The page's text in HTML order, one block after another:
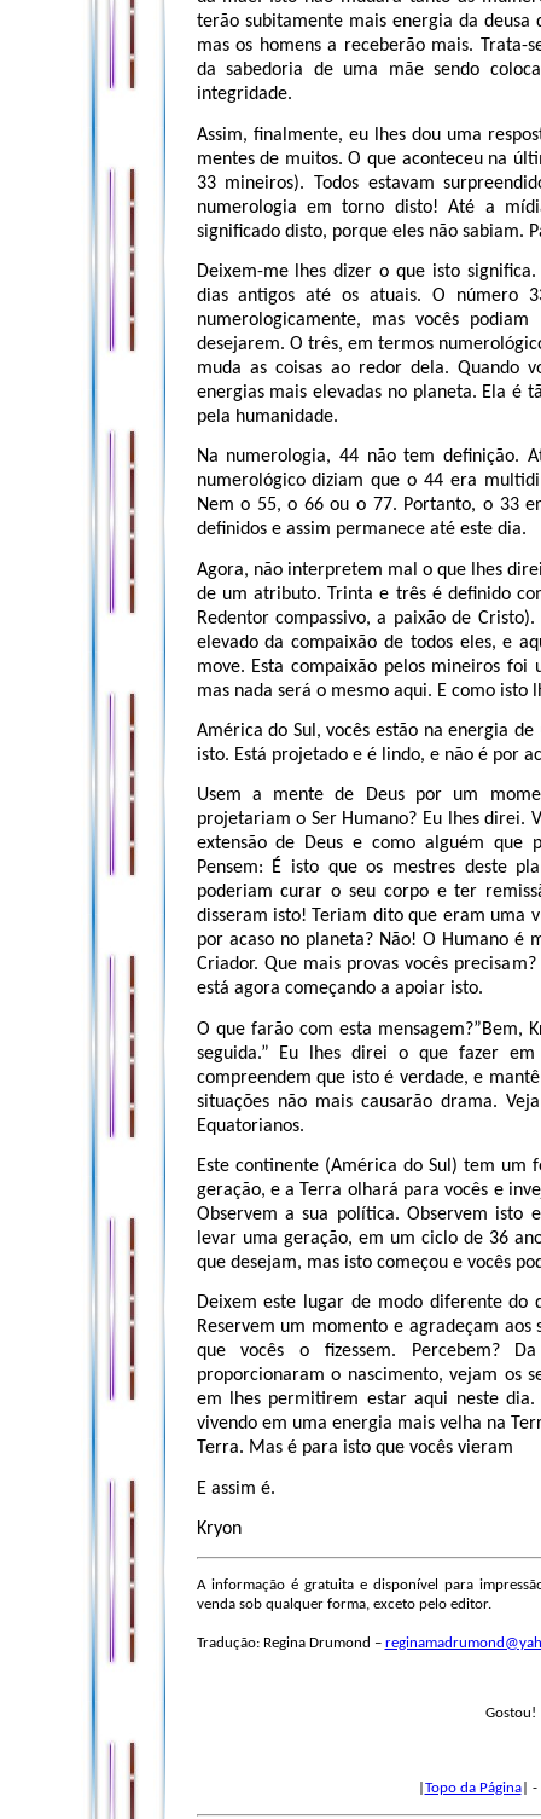
terão subitamente mais energia da
mas os homens a receberão mais.
da sabedoria de uma mãe sendo
integridade.
Assim, finalmente, eu lhes dou uma
mentes de muitos. O que aconteceu na
33 mineiros). Todos estavam
numerologia em torno disto! Até a
significado disto, porque eles não sabiam.
Deixem-me lhes dizer o que isto
dias antigos até os atuais. O número
numerologicamente, mas vocês
desejarem. O três, em termos
muda as coisas ao redor dela. Quando
energias mais elevadas no planeta. Ela é
pela humanidade.
Na numerologia, 44 não tem definição.
numerológico diziam que o 44 era
Nem o 55, o 66 ou o 77. Portanto, o 33
definidos e assim permanece até este dia.
Agora, não interpretem mal o que lhes
de um atributo. Trinta e três é definido
Redentor compassivo, a paixão de
elevado da compaixão de todos eles, e
move. Esta compaixão pelos mineiros
mas nada será o mesmo aqui. E como isto
América do Sul, vocês estão na energia
isto. Está projetado e é lindo, e não é por
Usem a mente de Deus por um
projetariam o Ser Humano? Eu lhes direi.
extensão de Deus e como alguém que
Pensem: É isto que os mestres deste
poderiam curar o seu corpo e ter
disseram isto! Teriam dito que eram uma
por acaso no planeta? Não! O Humano
Criador. Que mais provas vocês
está agora começando a apoiar isto.
O que farão com esta mensagem?”Bem,
seguida.” Eu lhes direi o que fazer
compreendem que isto é verdade, e
situações não mais causarão drama.
Equatorianos.
Este continente (América do Sul) tem
geração, e a Terra olhará para vocês e
Observem a sua política. Observem isto
levar uma geração, em um ciclo de 36
que desejam, mas isto começou e vocês
Deixem este lugar de modo diferente do
Reservem um momento e agradeçam
que vocês o fizessem. Percebem?
proporcionaram o nascimento, vejam os
em lhes permitirem estar aqui neste
vivendo em uma energia mais velha na
Terra. Mas é para isto que vocês vieram
E assim é.
Kryon
A informação é gratuita e disponível para
venda sob qualquer forma, exceto pelo editor.
Tradução: Regina Drumond –
Gostou!
Topo da Página| -